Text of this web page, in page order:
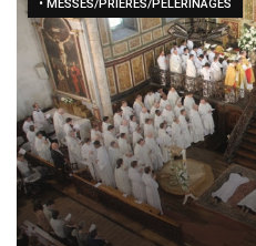
• MESSES/PRIÈRES/PÈLERINAGES